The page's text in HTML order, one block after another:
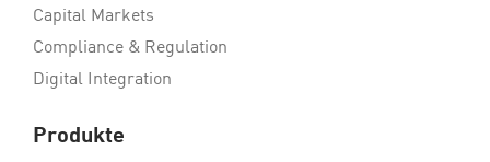
Capital Markets
Compliance & Regulation
Digital Integration
Produkte